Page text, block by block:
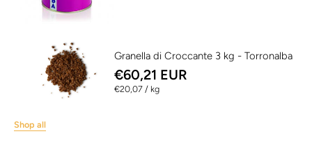
Granella di Croccante 3 kg - Torronalba
€60,21 EUR
€20,07 / per
kg
Shop all